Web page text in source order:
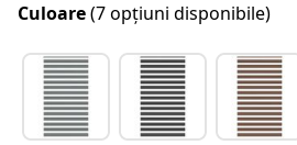
Culoare(7 opțiuni disponibile)